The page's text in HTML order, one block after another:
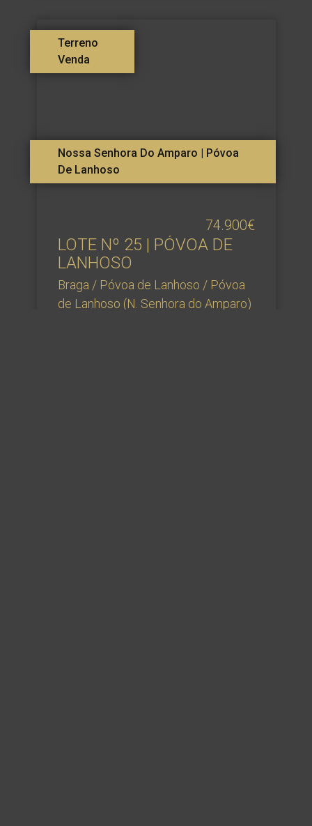
Terreno
Venda
Nossa Senhora Do Amparo | Póvoa
De Lanhoso
74.900€
LOTE Nº 25 | PÓVOA DE
LANHOSO
Braga / Póvoa de Lanhoso / Póvoa
de Lanhoso (N. Senhora do Amparo)